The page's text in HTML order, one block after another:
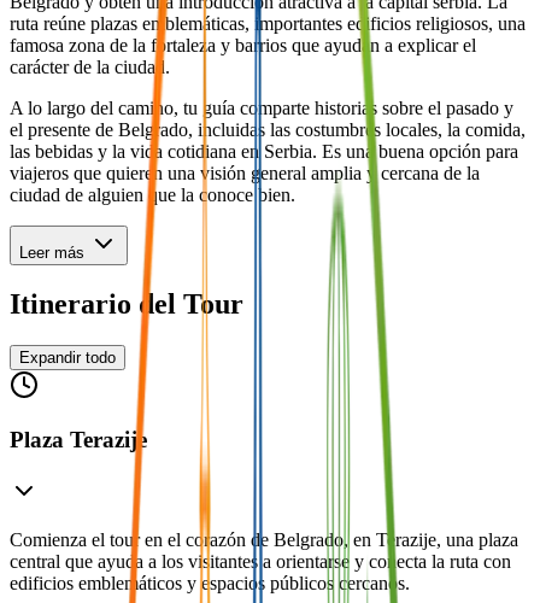
ruta reúne plazas emblemáticas, importantes edificios religiosos, una
famosa zona de la fortaleza y barrios que ayudan a explicar el
carácter de la ciudad.
A lo largo del camino, tu guía comparte historias sobre el pasado y
el presente de Belgrado, incluidas las costumbres locales, la comida,
las bebidas y la vida cotidiana en Serbia. Es una buena opción para
viajeros que quieren una visión general amplia y cercana de la
ciudad de alguien que la conoce bien.
Leer más
Itinerario del Tour
Expandir todo
Plaza Terazije
Comienza el tour en el corazón de Belgrado, en Terazije, una plaza
central que ayuda a los visitantes a orientarse y conecta la ruta con
edificios emblemáticos y espacios públicos cercanos.